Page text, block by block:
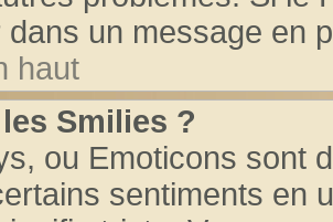
dans un message en
haut
Smilies ?
ou Emoticons sont
sentiments en